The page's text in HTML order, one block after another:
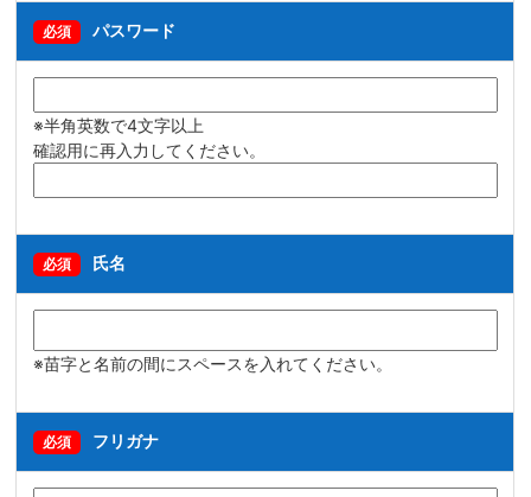
必須 パスワード
※半角英数で4文字以上
確認用に再入力してください。
必須 氏名
※苗字と名前の間にスペースを入れてください。
必須 フリガナ